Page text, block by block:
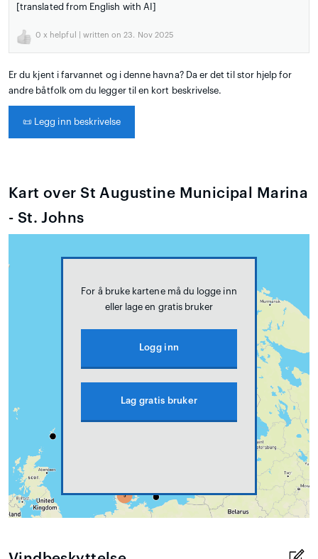
[translated from English with AI]
0 x helpful | written on 23. Nov 2025
Er du kjent i farvannet og i denne havna? Da er det til stor hjelp for
andre båtfolk om du legger til en kort beskrivelse.
📜 Legg inn beskrivelse
Kart over St Augustine Municipal Marina
- St. Johns
For å bruke kartene må du logge inn
eller lage en gratis bruker
Logg inn
Lag gratis bruker